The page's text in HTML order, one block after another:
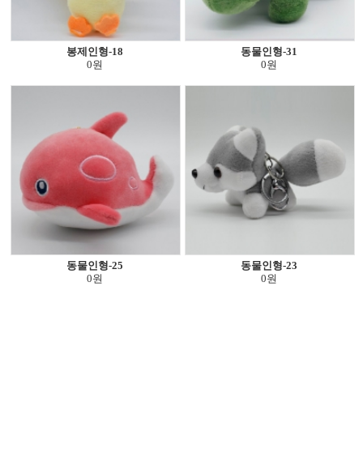
봉제인형-18
0원
동물인형-31
0원
동물인형-25
0원
동물인형-23
0원